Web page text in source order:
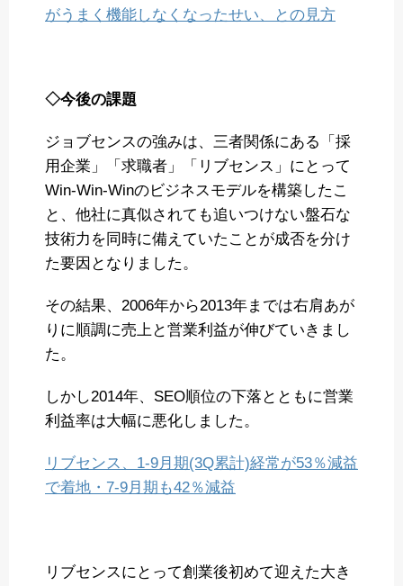
がうまく機能しなくなったせい、との見方
◇今後の課題
ジョブセンスの強みは、三者関係にある「採
用企業」「求職者」「リブセンス」にとって
Win-Win-Winのビジネスモデルを構築したこ
と、他社に真似されても追いつけない盤石な
技術力を同時に備えていたことが成否を分け
た要因となりました。
その結果、2006年から2013年までは右肩あが
りに順調に売上と営業利益が伸びていきまし
た。
しかし2014年、SEO順位の下落とともに営業
利益率は大幅に悪化しました。
リブセンス、1-9月期(3Q累計)経常が53％減益
で着地・7-9月期も42％減益
リブセンスにとって創業後初めて迎えた大き